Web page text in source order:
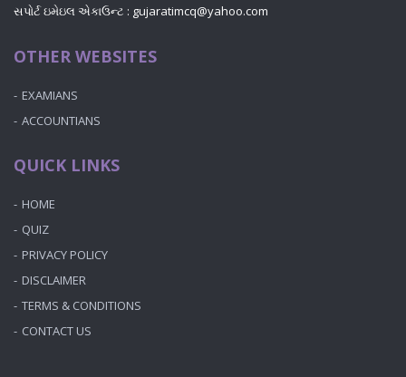
સપોર્ટ ઇમેઇલ એકાઉન્ટ : gujaratimcq@yahoo.com
OTHER WEBSITES
EXAMIANS
ACCOUNTIANS
QUICK LINKS
HOME
QUIZ
PRIVACY POLICY
DISCLAIMER
TERMS & CONDITIONS
CONTACT US